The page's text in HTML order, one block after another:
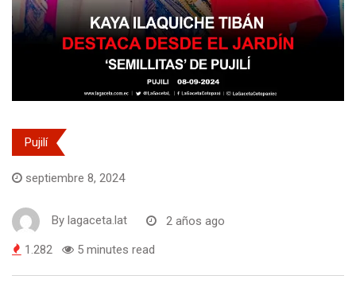
Pujilí
septiembre 8, 2024
By lagaceta.lat 2 años ago
1.282 5 minutes read